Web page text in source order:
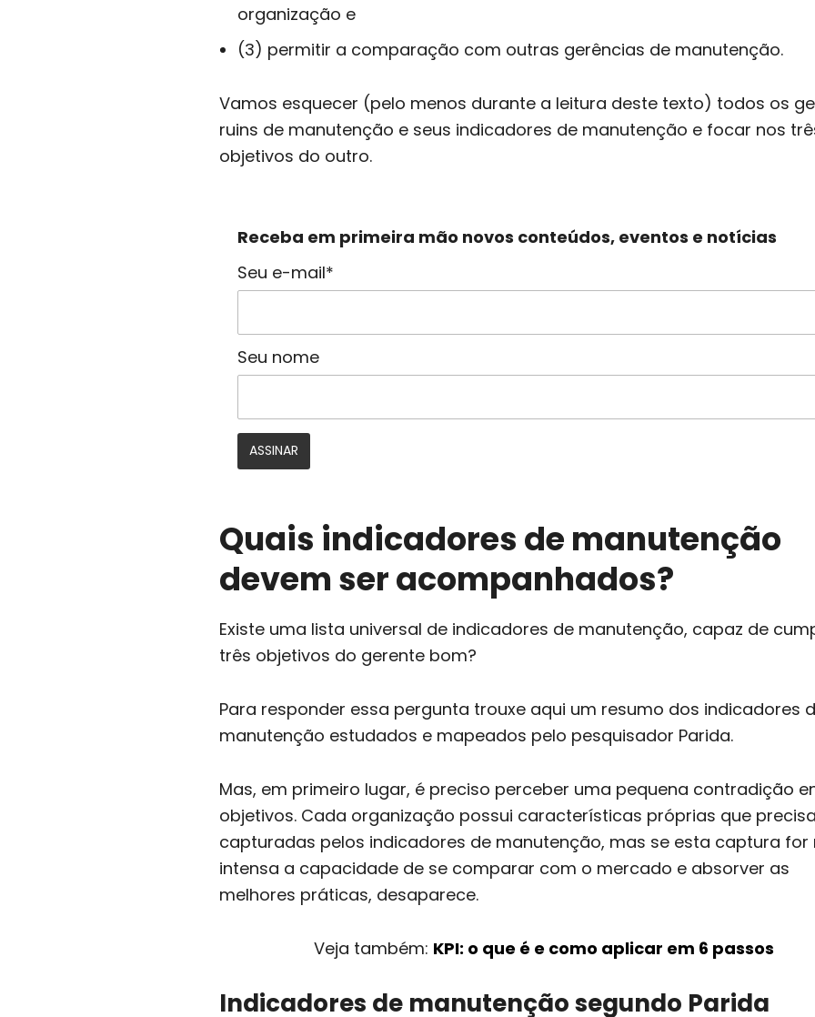
organização e
(3) permitir a comparação com outras gerências de manutenção.
Vamos esquecer (pelo menos durante a leitura deste texto) todos os
ruins de manutenção e seus indicadores de manutenção e focar nos
objetivos do outro.
Receba em primeira mão novos conteúdos, eventos e notícias
Seu e-mail*
Seu nome
Quais indicadores de manutenção
devem ser acompanhados?
Existe uma lista universal de indicadores de manutenção, capaz de
três objetivos do gerente bom?
Para responder essa pergunta trouxe aqui um resumo dos indicadores
manutenção estudados e mapeados pelo pesquisador Parida.
Mas, em primeiro lugar, é preciso perceber uma pequena contradição
objetivos. Cada organização possui características próprias que
capturadas pelos indicadores de manutenção, mas se esta captura for
intensa a capacidade de se comparar com o mercado e absorver as
melhores práticas, desaparece.
Veja também: KPI: o que é e como aplicar em 6 passos
Indicadores de manutenção segundo Parida